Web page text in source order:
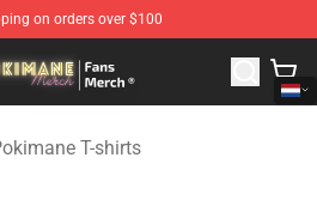
on orders over $100
Pokimane Merchandise Shop
T-shirts